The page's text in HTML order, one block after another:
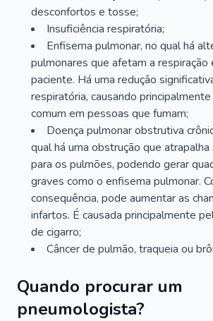
desconfortos e tosse;
Insuficiência respiratória;
Enfisema pulmonar, no qual há
pulmonares que afetam a
paciente. Há uma redução
respiratória, causando
comum em pessoas que fumam;
Doença pulmonar obstrutiva
qual há uma obstrução que
para os pulmões, podendo gerar
graves como o enfisema pulmonar.
consequência, pode aumentar as
infartos. É causada principalmente
de cigarro;
Câncer de pulmão, traqueia ou
Quando procurar um
pneumologista?